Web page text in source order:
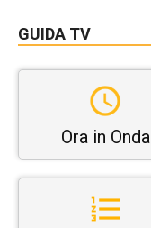
GUIDA TV
Ora in Onda